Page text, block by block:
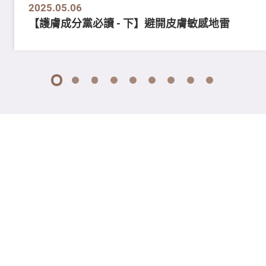
2025.05.06
【護膚成分黨必讀 - 下】避開皮膚敏感地雷
1 2 3 4 5 6 7 8 9